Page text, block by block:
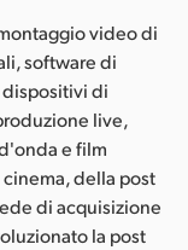
video di
software di
di
live,
e film
della post
di acquisizione
la post